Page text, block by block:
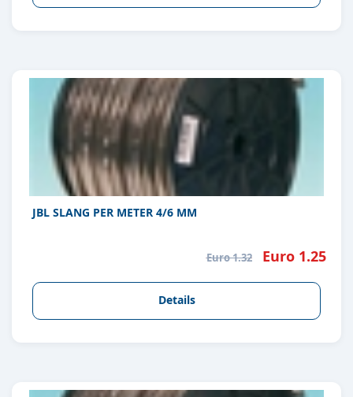
JBL SLANG PER METER 4/6 MM
Euro 1.32 Euro 1.25
Details